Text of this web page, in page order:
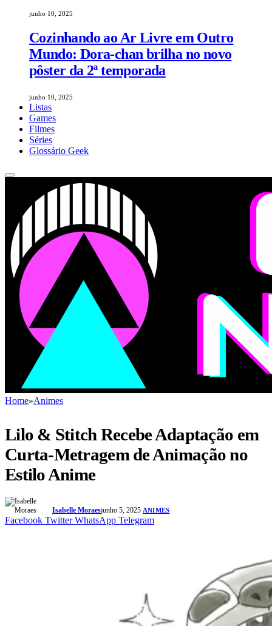
junho 10, 2025
Cozinhando ao Ar Livre em Outro
Mundo: Dora-chan brilha no novo
pôster da 2ª temporada
junho 10, 2025
Listas
Games
Filmes
Séries
Glossário Geek
Home»Animes
Lilo & Stitch Recebe Adaptação em
Curta-Metragem de Animação no
Estilo Anime
Isabelle Moraesjunho 5, 2025 ANIMES
Facebook Twitter WhatsApp Telegram